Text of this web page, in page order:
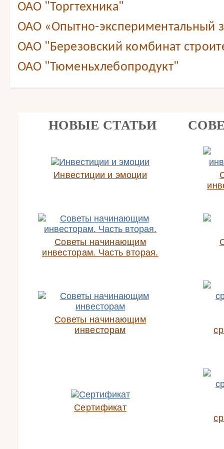
ОАО "Торгтехника"
ОАО «Опытно-экспериментальный
ОАО "Березовский комбинат
ОАО "Тюменьхлебопродукт"
НОВЫЕ СТАТЬИ
Инвестиции и эмоции
Советы начинающим
инвесторам. Часть вторая.
Советы начинающим
инвесторам
Сертификат